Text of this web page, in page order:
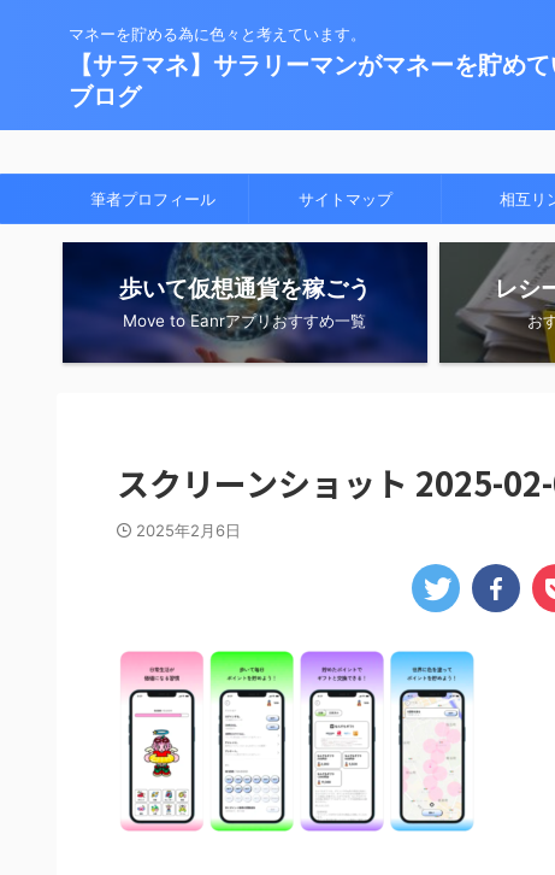
マネーを貯める為に色々と考えています。
【サラマネ】サラリーマンがマネーを貯めて
ブログ
筆者プロフィール サイトマップ 相互リ
歩いて仮想通貨を稼ごう
Move to Eanrアプリおすすめ一覧
レシ
お
スクリーンショット 2025-
2025年2月6日